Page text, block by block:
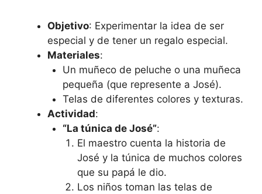
Objetivo: Experimentar la idea de ser
especial y de tener un regalo especial.
Materiales:
Un muñeco de peluche o una muñeca
pequeña (que represente a José).
Telas de diferentes colores y texturas.
Actividad:
“La túnica de José”:
El maestro cuenta la historia de
José y la túnica de muchos colores
que su papá le dio.
Los niños toman las telas de